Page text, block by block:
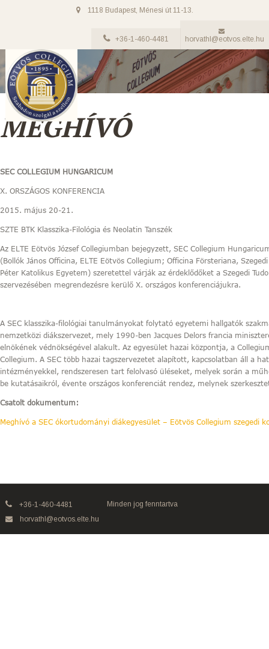
1118 Budapest, Ménesi út 11-13.
+36-1-460-4481 horvathl@eotvos.elte.hu
MEGHÍVÓ
SEC COLLEGIUM HUNGARICUM
X. ORSZÁGOS KONFERENCIA
2015. május 20-21.
SZTE BTK Klasszika-Filológia és Neolatin Tanszék
Az ELTE Eötvös József Collegiumban bejegyzett, SEC Collegium
(Bollók János Officina, ELTE Eötvös Collegium; Officina Försteriana,
Péter Katolikus Egyetem) szeretettel várják az érdeklődőket a Szegedi
szervezésében megrendezésre kerülő X. országos konferenciájukra.
A SEC klasszika-filológiai tanulmányokat folytató egyetemi hallgatók
nemzetközi diákszervezet, mely 1990-ben Jacques Delors francia
elnökének védnökségével alakult. Az egyesület hazai központja, a
Collegium. A SEC több hazai tagszervezetet alapított, kapcsolatban áll a
intézményekkel, rendszeresen tart felolvasó üléseket, melyek során a
be kutatásaikról, évente országos konferenciát rendez, melynek
Csatolt dokumentum:
Meghívó a SEC ókortudományi diákegyesület – Eötvös Collegium szegedi
+36-1-460-4481
horvathl@eotvos.elte.hu
Minden jog fenntartva